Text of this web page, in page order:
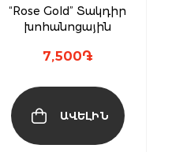
“Rose Gold” Տակդիր
խոհանոցային
7,500֏
ԱՎԵԼԻՆ